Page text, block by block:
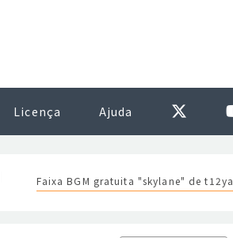
Licença Ajuda
Faixa BGM gratuita "skylane" de t12ya